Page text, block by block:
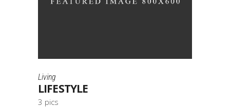
Living
LIFESTYLE
3 pics